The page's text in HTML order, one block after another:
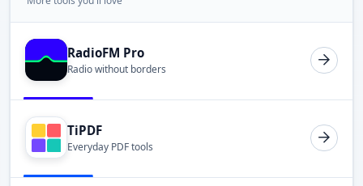
RadioFM Pro
Radio without borders
TiPDF
Everyday PDF tools